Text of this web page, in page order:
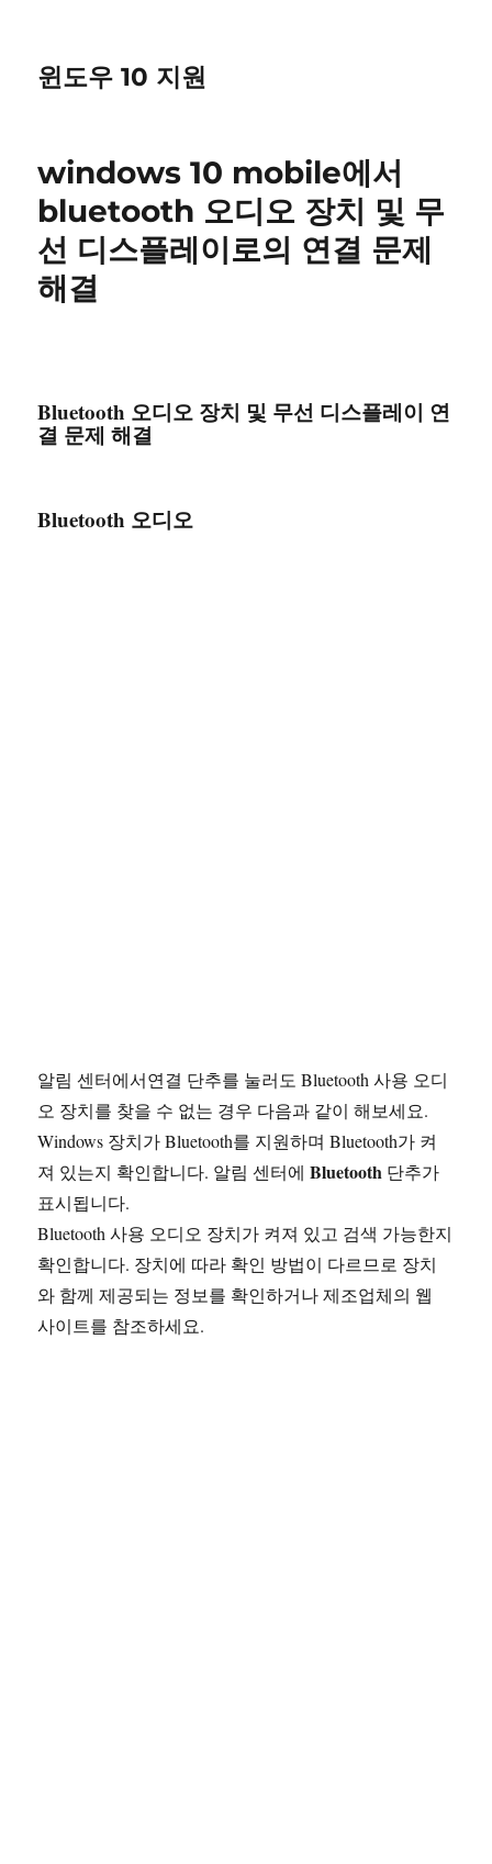
윈도우 10 지원
windows 10 mobile에서
bluetooth 오디오 장치 및 무
선 디스플레이로의 연결 문제
해결
Bluetooth 오디오 장치 및 무선 디스플레이 연
결 문제 해결
Bluetooth 오디오
알림 센터에서연결 단추를 눌러도 Bluetooth 사용 오디
오 장치를 찾을 수 없는 경우 다음과 같이 해보세요.
Windows 장치가 Bluetooth를 지원하며 Bluetooth가 켜
져 있는지 확인합니다. 알림 센터에Bluetooth 단추가
표시됩니다.
Bluetooth 사용 오디오 장치가 켜져 있고 검색 가능한지
확인합니다. 장치에 따라 확인 방법이 다르므로 장치
와 함께 제공되는 정보를 확인하거나 제조업체의 웹
사이트를 참조하세요.